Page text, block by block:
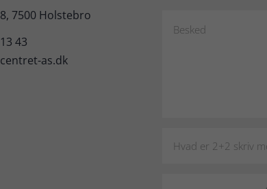
7500 Holstebro
43
as.dk